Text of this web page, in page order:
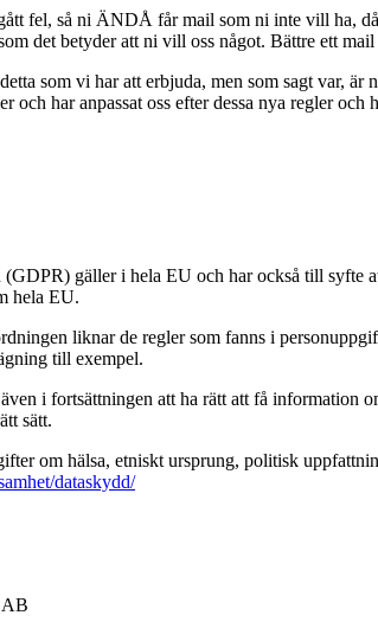
fel, så ni ÄNDÅ får mail som ni inte vill ha,
det betyder att ni vill oss något. Bättre ett
som vi har att erbjuda, men som sagt var,
och har anpassat oss efter dessa nya regler
gäller i hela EU och har också till syfte
hela EU.
liknar de regler som fanns i
till exempel.
i fortsättningen att ha rätt att få information
sätt.
om hälsa, etniskt ursprung, politisk
dataskydd/
AB